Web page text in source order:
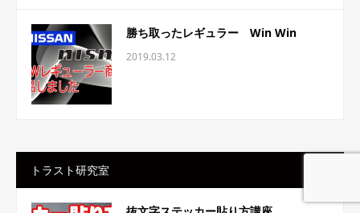
勝ち取ったレギュラー Win Win
2019.03.12
トラスト研究室
共有する メール